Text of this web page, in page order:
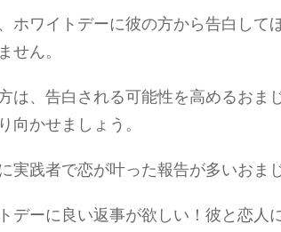
ホワイトデーに彼の方から告白して
せん。
は、告白される可能性を高めるおま
向かせましょう。
実践者で恋が叶った報告が多いおま
デーに良い返事が欲しい！彼と恋人